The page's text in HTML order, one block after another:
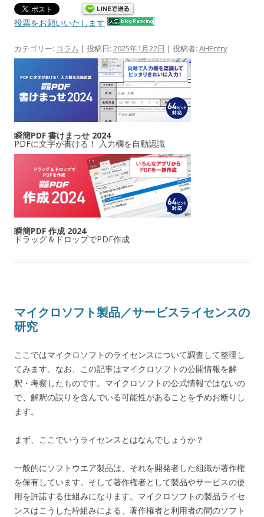
投票をお願いいたします
カテゴリー: コラム | 投稿日: 2025年1月22日 | 投稿者: AHEntry
瞬簡PDF 書けまっせ 2024
PDFに文字が書ける！ 入力欄を自動認識
瞬簡PDF 作成 2024
ドラッグ＆ドロップでPDF作成
マイクロソフト製品／サービスライセンスの
研究
ここではマイクロソフトのライセンスについて調査して整理し
てみます。なお、この記事はマイクロソフトの公開情報を解
釈・考察したものです。マイクロソフトの公式情報ではないの
で、解釈の誤りを含んでいる可能性があることを予めお断りし
ます。
まず、ここでいうライセンスとはなんでしょうか？
一般的にソフトウエア製品は、それを開発者した組織が著作権
を保有しています。そして著作権者として製品やサービスの使
用を許諾する仕組みになります。マイクロソフトの製品ライセ
ンスはこうした枠組みによる、著作権者と利用者の間のソフト